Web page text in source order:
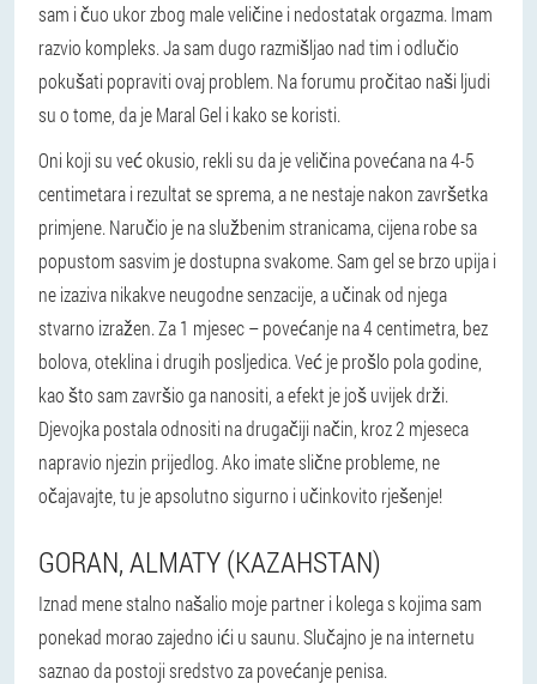
sam i čuo ukor zbog male veličine i nedostatak orgazma. Imam
razvio kompleks. Ja sam dugo razmišljao nad tim i odlučio
pokušati popraviti ovaj problem. Na forumu pročitao naši ljudi
su o tome, da je Maral Gel i kako se koristi.
Oni koji su već okusio, rekli su da je veličina povećana na 4-5
centimetara i rezultat se sprema, a ne nestaje nakon završetka
primjene. Naručio je na službenim stranicama, cijena robe sa
popustom sasvim je dostupna svakome. Sam gel se brzo upija i
ne izaziva nikakve neugodne senzacije, a učinak od njega
stvarno izražen. Za 1 mjesec – povećanje na 4 centimetra, bez
bolova, oteklina i drugih posljedica. Već je prošlo pola godine,
kao što sam završio ga nanositi, a efekt je još uvijek drži.
Djevojka postala odnositi na drugačiji način, kroz 2 mjeseca
napravio njezin prijedlog. Ako imate slične probleme, ne
očajavajte, tu je apsolutno sigurno i učinkovito rješenje!
GORAN, ALMATY (KAZAHSTAN)
Iznad mene stalno našalio moje partner i kolega s kojima sam
ponekad morao zajedno ići u saunu. Slučajno je na internetu
saznao da postoji sredstvo za povećanje penisa.